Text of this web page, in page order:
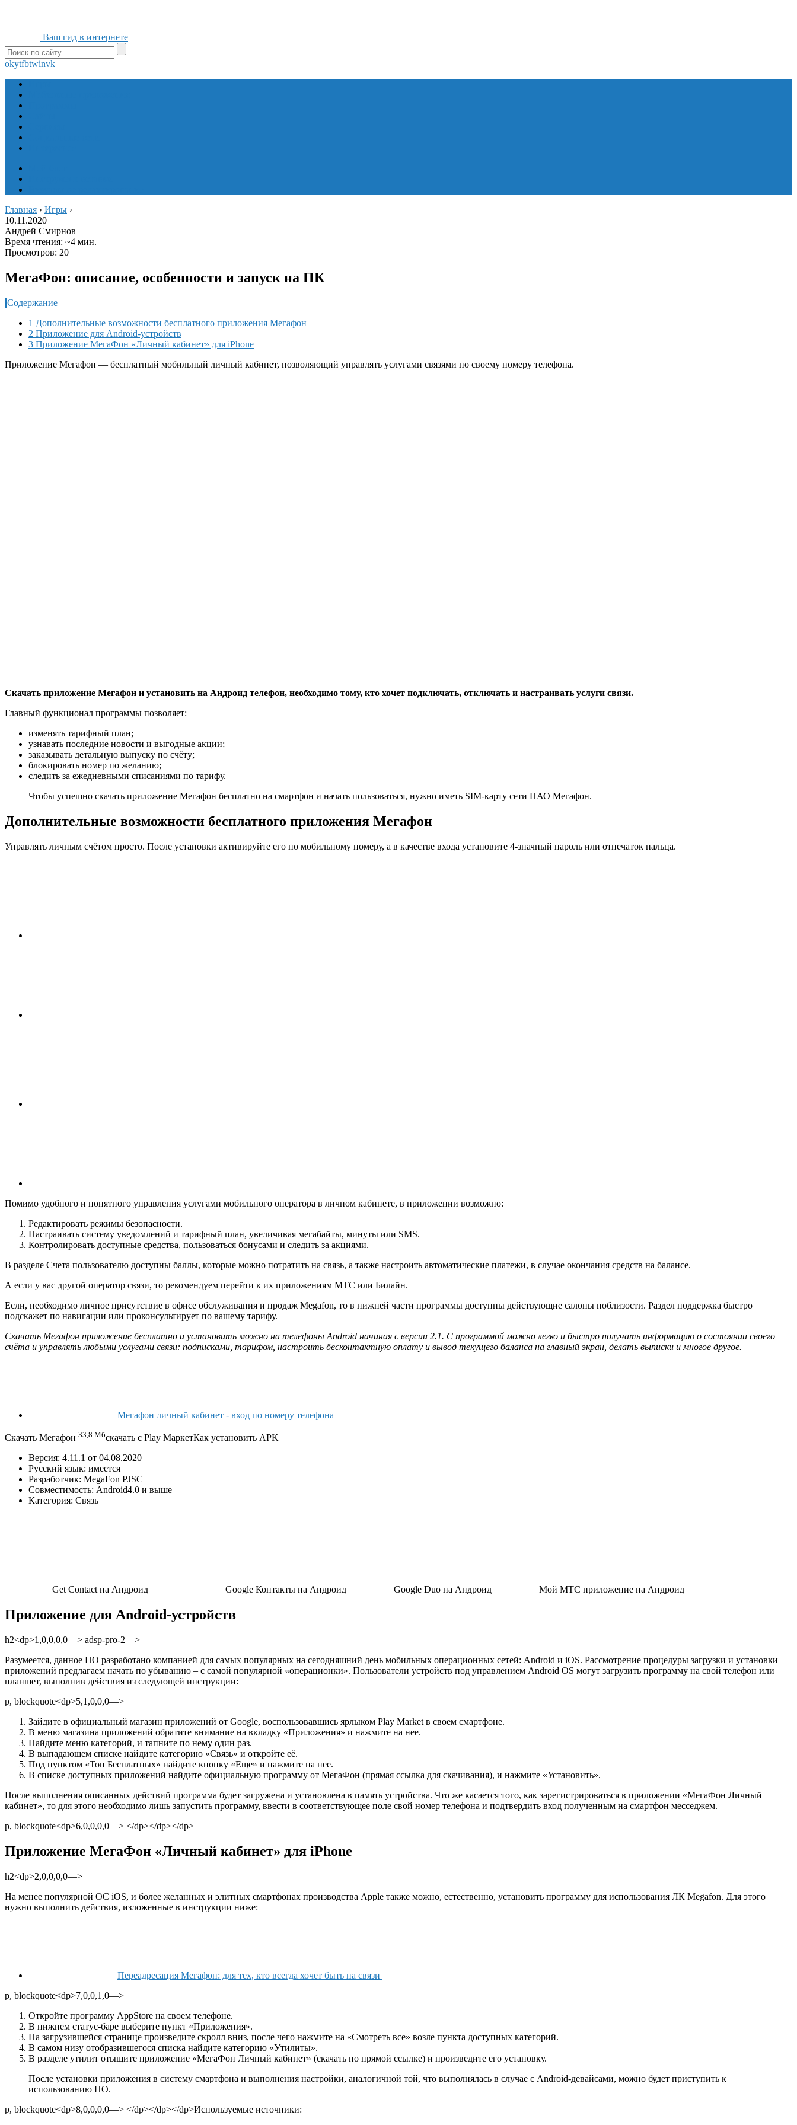
Ваш гид в интернете
okytfbtwinvk
Главная › Игры ›
10.11.2020
Андрей Смирнов
Время чтения: ~4 мин.
Просмотров: 20
МегаФон: описание, особенности и запуск на ПК
Содержание
1 Дополнительные возможности бесплатного приложения Мегафон
2 Приложение для Android-устройств
3 Приложение МегаФон «Личный кабинет» для iPhone
Приложение Мегафон — бесплатный мобильный личный кабинет, позволяющий управлять услугами связями по своему номеру телефона.
Скачать приложение Мегафон и установить на Андроид телефон, необходимо тому, кто хочет подключать, отключать и настраивать услуги связи.
Главный функционал программы позволяет:
изменять тарифный план;
узнавать последние новости и выгодные акции;
заказывать детальную выпуску по счёту;
блокировать номер по желанию;
следить за ежедневными списаниями по тарифу.
Чтобы успешно скачать приложение Мегафон бесплатно на смартфон и начать пользоваться, нужно иметь SIM-карту сети ПАО Мегафон.
Дополнительные возможности бесплатного приложения Мегафон
Управлять личным счётом просто. После установки активируйте его по мобильному номеру, а в качестве входа установите 4-значный пароль или отпечаток пальца.
Помимо удобного и понятного управления услугами мобильного оператора в личном кабинете, в приложении возможно:
Редактировать режимы безопасности.
Настраивать систему уведомлений и тарифный план, увеличивая мегабайты, минуты или SMS.
Контролировать доступные средства, пользоваться бонусами и следить за акциями.
В разделе Счета пользователю доступны баллы, которые можно потратить на связь, а также настроить автоматические платежи, в случае окончания средств на балансе.
А если у вас другой оператор связи, то рекомендуем перейти к их приложениям МТС или Билайн.
Если, необходимо личное присутствие в офисе обслуживания и продаж Megafon, то в нижней части программы доступны действующие салоны поблизости. Раздел поддержка быстро
подскажет по навигации или проконсультирует по вашему тарифу.
Скачать Мегафон приложение бесплатно и установить можно на телефоны Android начиная с версии 2.1. С программой можно легко и быстро получать информацию о состоянии своего
счёта и управлять любыми услугами связи: подписками, тарифом, настроить бесконтактную оплату и вывод текущего баланса на главный экран, делать выписки и многое другое.
Мегафон личный кабинет - вход по номеру телефона
Скачать Мегафон 33,8 Мбскачать с Play МаркетКак установить APK
Версия: 4.11.1 от 04.08.2020
Русский язык: имеется
Разработчик: MegaFon PJSC
Совместимость: Android4.0 и выше
Категория: Связь
Get Contact на Андроид Google Контакты на Андроид Google Duo на Андроид Мой МТС приложение на Андроид
Приложение для Android-устройств
h2<dp>1,0,0,0,0—> adsp-pro-2—>
Разумеется, данное ПО разработано компанией для самых популярных на сегодняшний день мобильных операционных сетей: Android и iOS. Рассмотрение процедуры загрузки и установки
приложений предлагаем начать по убыванию – с самой популярной «операционки». Пользователи устройств под управлением Android OS могут загрузить программу на свой телефон или
планшет, выполнив действия из следующей инструкции:
p, blockquote<dp>5,1,0,0,0—>
Зайдите в официальный магазин приложений от Google, воспользовавшись ярлыком Play Market в своем смартфоне.
В меню магазина приложений обратите внимание на вкладку «Приложения» и нажмите на нее.
Найдите меню категорий, и тапните по нему один раз.
В выпадающем списке найдите категорию «Связь» и откройте её.
Под пунктом «Топ Бесплатных» найдите кнопку «Еще» и нажмите на нее.
В списке доступных приложений найдите официальную программу от МегаФон (прямая ссылка для скачивания), и нажмите «Установить».
После выполнения описанных действий программа будет загружена и установлена в память устройства. Что же касается того, как зарегистрироваться в приложении «МегаФон Личный
кабинет», то для этого необходимо лишь запустить программу, ввести в соответствующее поле свой номер телефона и подтвердить вход полученным на смартфон месседжем.
p, blockquote<dp>6,0,0,0,0—> </dp></dp></dp>
Приложение МегаФон «Личный кабинет» для iPhone
h2<dp>2,0,0,0,0—>
На менее популярной ОС iOS, и более желанных и элитных смартфонах производства Apple также можно, естественно, установить программу для использования ЛК Megafon. Для этого
нужно выполнить действия, изложенные в инструкции ниже:
Переадресация Мегафон: для тех, кто всегда хочет быть на связи
p, blockquote<dp>7,0,0,1,0—>
Откройте программу AppStore на своем телефоне.
В нижнем статус-баре выберите пункт «Приложения».
На загрузившейся странице произведите скролл вниз, после чего нажмите на «Смотреть все» возле пункта доступных категорий.
В самом низу отобразившегося списка найдите категорию «Утилиты».
В разделе утилит отыщите приложение «МегаФон Личный кабинет» (скачать по прямой ссылке) и произведите его установку.
После установки приложения в систему смартфона и выполнения настройки, аналогичной той, что выполнялась в случае с Android-девайсами, можно будет приступить к
использованию ПО.
p, blockquote<dp>8,0,0,0,0—> </dp></dp></dp>Используемые источники: